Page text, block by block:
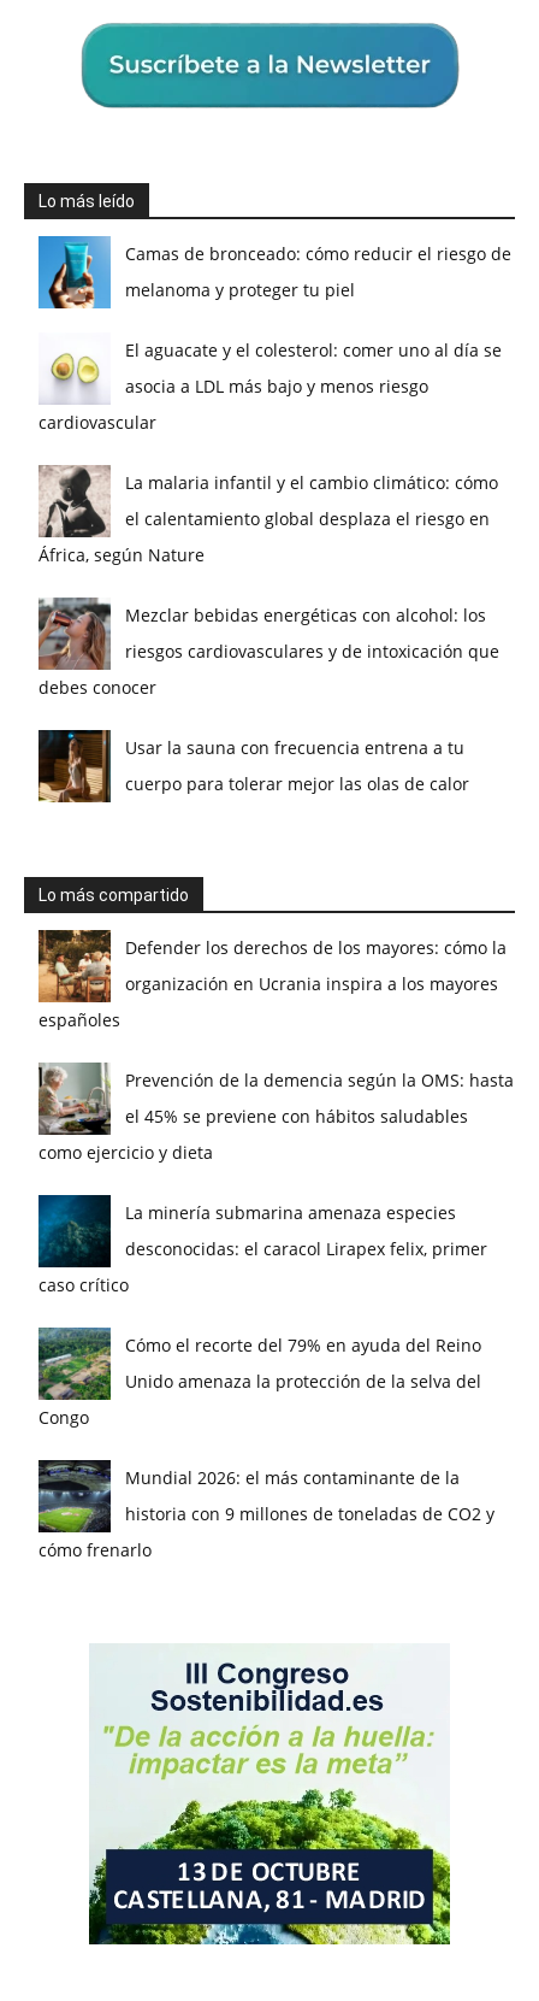
Lo más leído
Camas de bronceado: cómo reducir el riesgo de
melanoma y proteger tu piel
El aguacate y el colesterol: comer uno al día se
asocia a LDL más bajo y menos riesgo
cardiovascular
La malaria infantil y el cambio climático: cómo
el calentamiento global desplaza el riesgo en
África, según Nature
Mezclar bebidas energéticas con alcohol: los
riesgos cardiovasculares y de intoxicación que
debes conocer
Usar la sauna con frecuencia entrena a tu
cuerpo para tolerar mejor las olas de calor
Lo más compartido
Defender los derechos de los mayores: cómo la
organización en Ucrania inspira a los mayores
españoles
Prevención de la demencia según la OMS: hasta
el 45% se previene con hábitos saludables
como ejercicio y dieta
La minería submarina amenaza especies
desconocidas: el caracol Lirapex felix, primer
caso crítico
Cómo el recorte del 79% en ayuda del Reino
Unido amenaza la protección de la selva del
Congo
Mundial 2026: el más contaminante de la
historia con 9 millones de toneladas de CO2 y
cómo frenarlo